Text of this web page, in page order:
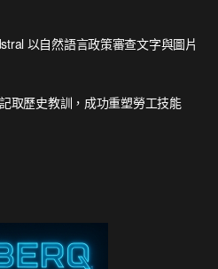
以自然語言政策審查文字與圖片
取歷史教訓，成功重塑勞工技能